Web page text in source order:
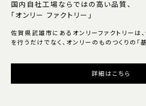
国内自社工場ならではの高い品質、
「オンリー ファクトリー」
佐賀県武雄市にあるオンリーファクトリーは
を行うだけでなく、オンリーのものつくりの「
詳細はこちら